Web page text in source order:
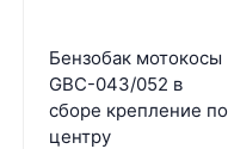
Бензобак мотокосы
GBC-043/052 в
сборе крепление по
центру